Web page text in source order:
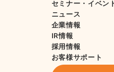
セミナー・イベン
ニュース
企業情報
IR情報
採用情報
お客様サポート